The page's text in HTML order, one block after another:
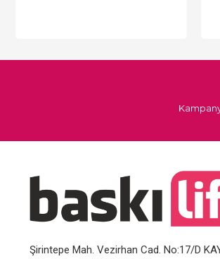
Şirintepe Mah. Vezirhan Cad. No:17/D